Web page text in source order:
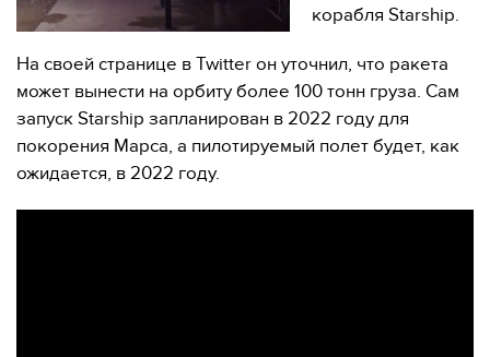
корабля Starship.
На своей странице в Twitter он уточнил, что ракета
может вынести на орбиту более 100 тонн груза. Сам
запуск Starship запланирован в 2022 году для
покорения Марса, а пилотируемый полет будет, как
ожидается, в 2022 году.